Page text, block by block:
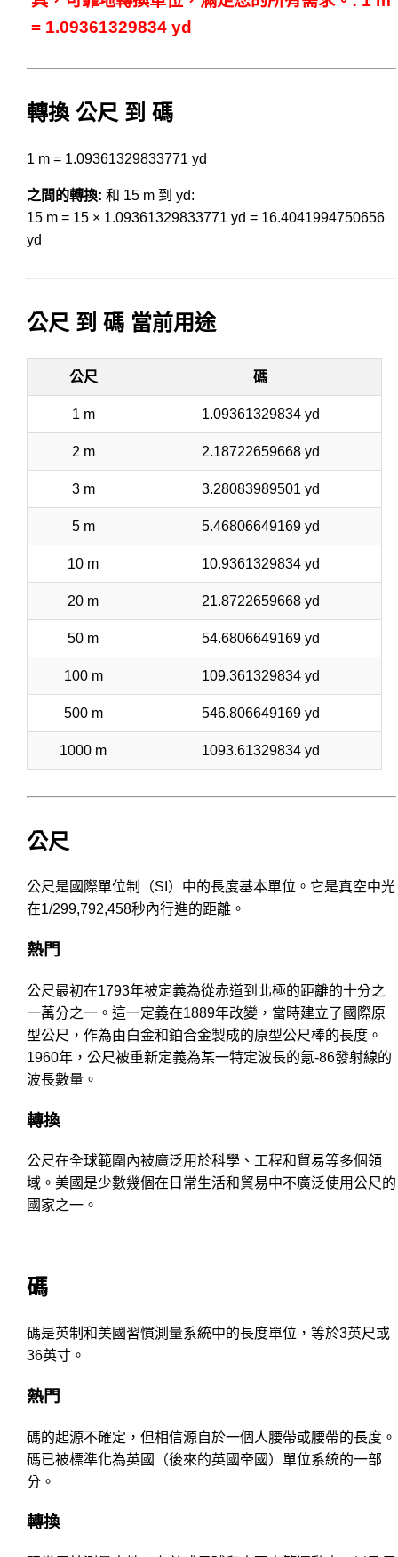
= 1.09361329834 yd
轉換 公尺 到 碼
1 m = 1.09361329833771 yd
之間的轉換: 和 15 m 到 yd:
15 m = 15 × 1.09361329833771 yd = 16.4041994750656
yd
公尺 到 碼 當前用途
公尺 碼
1 m 1.09361329834 yd
2 m 2.18722659668 yd
3 m 3.28083989501 yd
5 m 5.46806649169 yd
10 m 10.9361329834 yd
20 m 21.8722659668 yd
50 m 54.6806649169 yd
100 m 109.361329834 yd
500 m 546.806649169 yd
1000 m 1093.61329834 yd
公尺
公尺是國際單位制（SI）中的長度基本單位。它是真空中光
在1/299,792,458秒內行進的距離。
熱門
公尺最初在1793年被定義為從赤道到北極的距離的十分之
一萬分之一。這一定義在1889年改變，當時建立了國際原
型公尺，作為由白金和鉑合金製成的原型公尺棒的長度。
1960年，公尺被重新定義為某一特定波長的氪-86發射線的
波長數量。
轉換
公尺在全球範圍內被廣泛用於科學、工程和貿易等多個領
域。美國是少數幾個在日常生活和貿易中不廣泛使用公尺的
國家之一。
碼
碼是英制和美國習慣測量系統中的長度單位，等於3英尺或
36英寸。
熱門
碼的起源不確定，但相信源自於一個人腰帶或腰帶的長度。
碼已被標準化為英國（後來的英國帝國）單位系統的一部
分。
轉換